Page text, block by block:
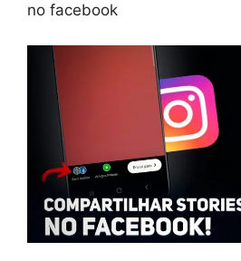
no facebook